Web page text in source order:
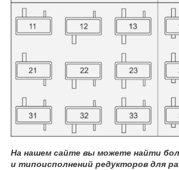
На нашем сайте вы можете найти
и типоисполнений редукторов для